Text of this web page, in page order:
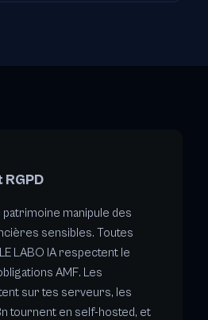
patrimoine manipule des
sensibles. Toutes
LABO IA respectent le
AMF. Les
sur tes serveurs, les
tournent en self-hosted, et